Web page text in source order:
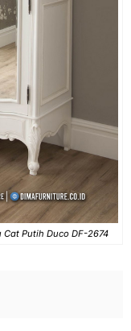
Putih Duco DF-2674